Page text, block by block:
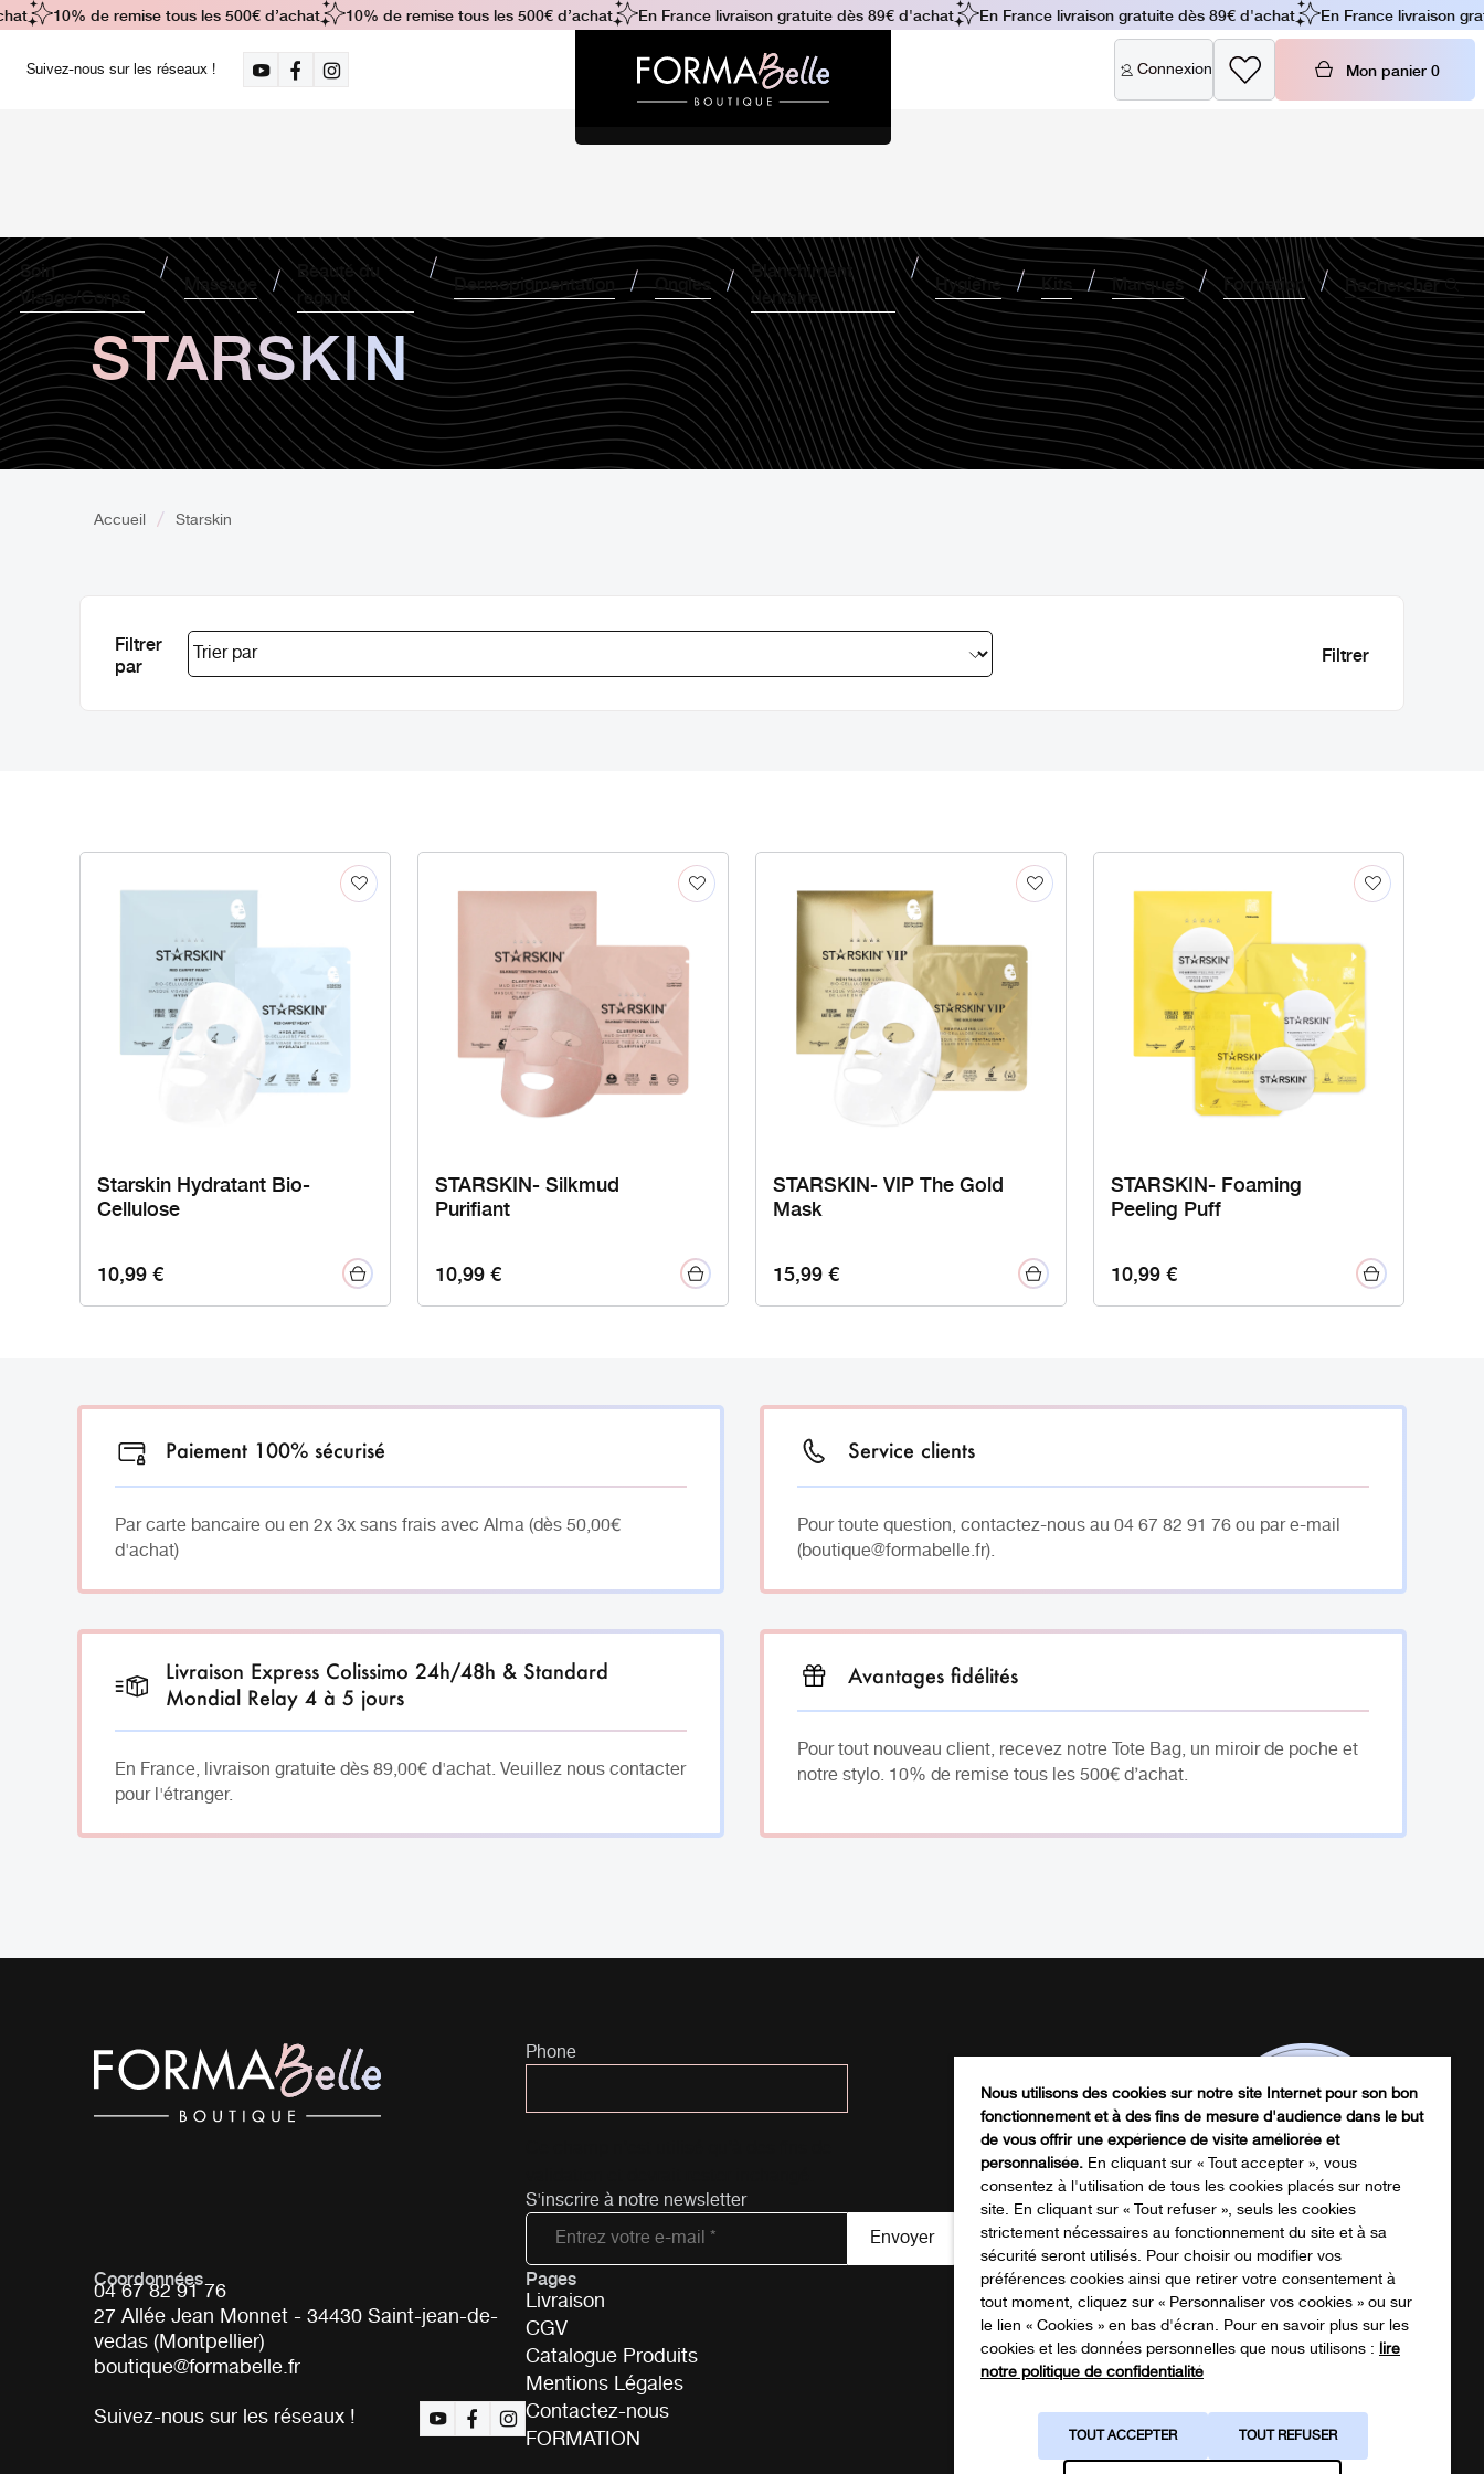
Suivez-nous sur les réseaux ! Connexion Mon panier 0
Soin
Visage/Corps
Massage
Beauté du
regard
Dermopigmentation Ongles
Blanchiment
dentaire
Hygiène Kits Marques Formation Rechercher
10% de remise tous les 500€ d’achat 10% de remise tous les 500€ d’achat En France livraison gratuite dès 89€ d'achat En France livraison gratuite dès 89€ d'achat En France livraison
STARSKIN
Accueil Starskin
Filtrer
par
Starskin Hydratant Bio-
Cellulose
10,99€
STARSKIN- Silkmud
Purifiant
10,99€
STARSKIN- VIP The Gold
Mask
15,99€
STARSKIN- Foaming
Peeling Puff
10,99€
Paiement 100% sécurisé
Par carte bancaire ou en 2x 3x sans frais avec Alma (dès 50,00€
d'achat)
Service clients
Pour toute question, contactez-nous au 04 67 82 91 76 ou par e-mail
(boutique@formabelle.fr).
Livraison Express Colissimo 24h/48h & Standard
Mondial Relay 4 à 5 jours
En France, livraison gratuite dès 89,00€ d'achat. Veuillez nous contacter
pour l'étranger.
Avantages fidélités
Pour tout nouveau client, recevez notre Tote Bag, un miroir de poche et
notre stylo. 10% de remise tous les 500€ d’achat.
Phone
S'inscrire à notre newsletter
Coordonnées
04 67 82 91 76
27 Allée Jean Monnet - 34430 Saint-jean-de-
vedas (Montpellier)
boutique@formabelle.fr
Suivez-nous sur les réseaux !
Pages
Livraison
CGV
Catalogue Produits
Mentions Légales
Contactez-nous
FORMATION
Télécharger notre catalogue produits
NOTRE CATALOGUE
Nous utilisons des cookies sur notre site Internet pour son bon
fonctionnement et à des fins de mesure d'audience dans le but
de vous offrir une expérience de visite améliorée et
personnalisée. En cliquant sur « Tout accepter », vous
consentez à l'utilisation de tous les cookies placés sur notre
site. En cliquant sur « Tout refuser », seuls les cookies
strictement nécessaires au fonctionnement du site et à sa
sécurité seront utilisés. Pour choisir ou modifier vos
préférences cookies ainsi que retirer votre consentement à
tout moment, cliquez sur « Personnaliser vos cookies » ou sur
le lien « Cookies » en bas d'écran. Pour en savoir plus sur les
cookies et les données personnelles que nous utilisons : lire
notre politique de confidentialité
TOUT ACCEPTER TOUT REFUSER